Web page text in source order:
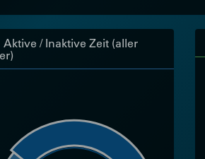
Aktive / Inaktive Zeit (aller